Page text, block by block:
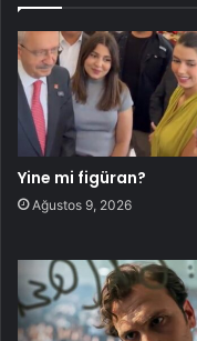
Yine mi figüran?
Ağustos 9, 2026